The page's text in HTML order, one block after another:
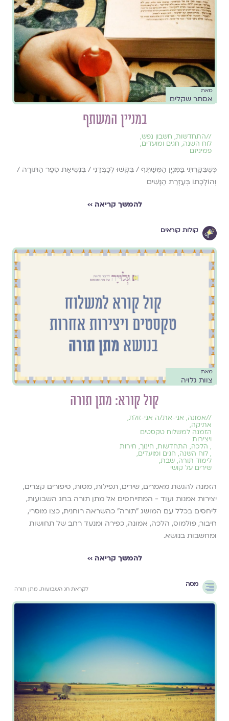
מאת
אסתר שקלים
במניין המשתף
//התחדשות, חשבון נפש,
לוח השנה, חגים ומועדים,
פמיניזם
כְּשֶׁבִּקַּרְתִּי בַּמִּנְיָן הַמְּשַׁתֵּף / בִּקְּשׁוּ לְכַבְּדֵנִי / בִּנְשִׂיאַת סֵפֶר הַתּוֹרָה /
וְהוֹלָכָתוֹ בְּעֶזְרַת הַנָּשִׁים
להמשך קריאה ››
קולות קוראים
מאת
צוות גלויה
קול קורא: מתן תורה
//אמונה, אני-את/ה אני-זולת,
אתיקה,
הזמנה למשלוח טקסטים
ויצירות
, הלכה, התחדשות, חינוך, חירות
, לוח השנה, חגים ומועדים,
לימוד תורה, שבת,
שירים על קושי
הזמנה להגשת מאמרים, שירים, תפילות, מסות, סיפורים קצרים,
יצירות אמנות ועוד - המתייחסים אל מתן תורה בחג השבועות,
ליחסים בכלל עם המושג ״תורה״ כהשראה רוחנית, כצו מוסרי,
חיבור, פולמוס, הלכה, אמונה, כפירה ומנעד רחב של תחושות
ומחשבות בנושא.
להמשך קריאה ››
מסה
לקראת חג השבועות, מתן תורה